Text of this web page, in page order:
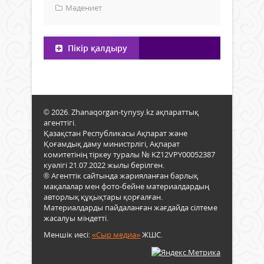
Мәдениет
Пікір қалдыру
© 2026. Zhanaqorgan-tynysy.kz ақпараттық
агенттігі.
Қазақстан Республикасы Ақпарат және
Қоғамдық даму министрлігі, Ақпарат
комитетінің тіркеу туралы № KZ12VPY00052387
куәлігі 21.07.2022 жылы берілген.
® Агенттік сайтында жарияланған барлық
мақалалар мен фото-бейне материалдардың
авторлық құқықтары қорғалған.
Материалдарды пайдаланған жағдайда сілтеме
жасалуы міндетті.
Меншік иесі:«Сыр медиа»ЖШС.